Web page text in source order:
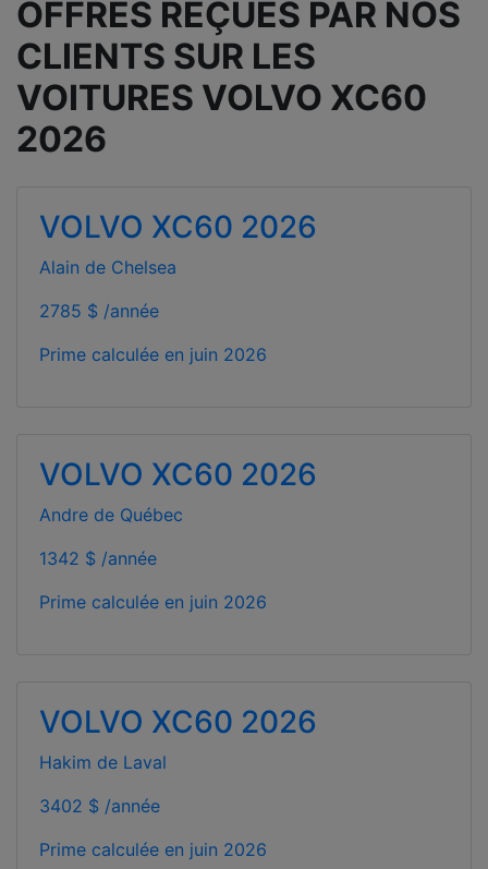
OFFRES REÇUES PAR NOS
CLIENTS SUR LES
VOITURES VOLVO XC60
2026
VOLVO XC60 2026
Alain de Chelsea
2785 $ /année
Prime calculée en juin 2026
VOLVO XC60 2026
Andre de Québec
1342 $ /année
Prime calculée en juin 2026
VOLVO XC60 2026
Hakim de Laval
3402 $ /année
Prime calculée en juin 2026